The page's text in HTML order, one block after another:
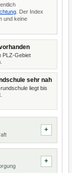
. Der Index
und keine
PLZ-Gebiet
sehr nah
liegt bis